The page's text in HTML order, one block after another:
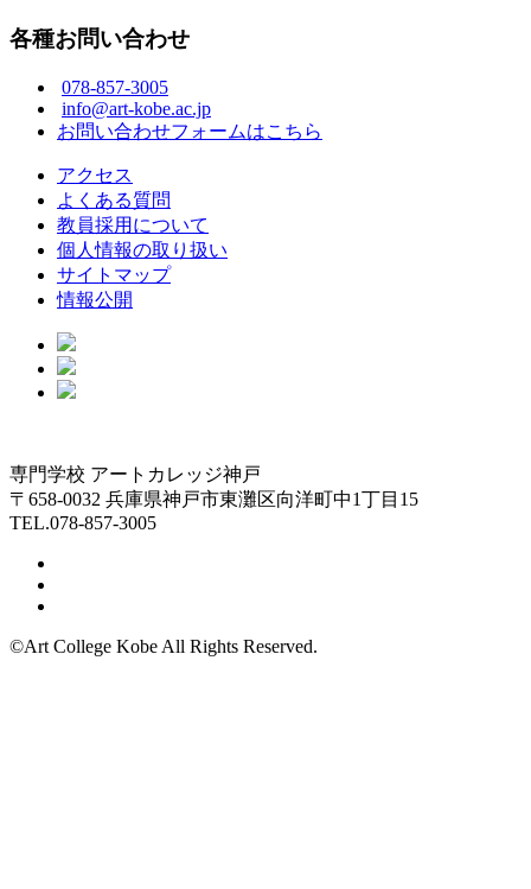
各種お問い合わせ
078-857-3005
info@art-kobe.ac.jp
お問い合わせフォームはこちら
アクセス
よくある質問
教員採用について
個人情報の取り扱い
サイトマップ
情報公開
専門学校 アートカレッジ神戸
〒658-0032 兵庫県神戸市東灘区向洋町中1丁目15
TEL.078-857-3005
©Art College Kobe All Rights Reserved.